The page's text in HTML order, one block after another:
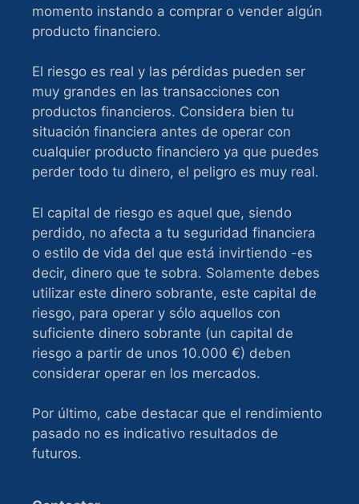
momento instando a comprar o vender algún
producto financiero.
El riesgo es real y las pérdidas pueden ser
muy grandes en las transacciones con
productos financieros. Considera bien tu
situación financiera antes de operar con
cualquier producto financiero ya que puedes
perder todo tu dinero, el peligro es muy real.
El capital de riesgo es aquel que, siendo
perdido, no afecta a tu seguridad financiera
o estilo de vida del que está invirtiendo -es
decir, dinero que te sobra. Solamente debes
utilizar este dinero sobrante, este capital de
riesgo, para operar y sólo aquellos con
suficiente dinero sobrante (un capital de
riesgo a partir de unos 10.000 €) deben
considerar operar en los mercados.
Por último, cabe destacar que el rendimiento
pasado no es indicativo resultados de
futuros.